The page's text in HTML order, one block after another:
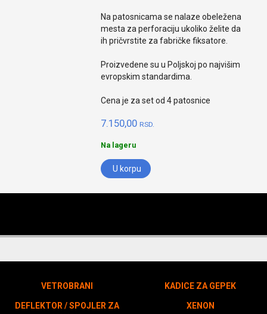
Na patosnicama se nalaze obeležena
mesta za perforaciju ukoliko želite da
ih pričvrstite za fabričke fiksatore.
Proizvedene su u Poljskoj po najvišim
evropskim standardima.
Cena je za set od 4 patosnice
7.150,00 RSD.
Na lageru
U korpu
VETROBRANI
DEFLEKTOR / SPOJLER ZA
KADICE ZA GEPEK
XENON